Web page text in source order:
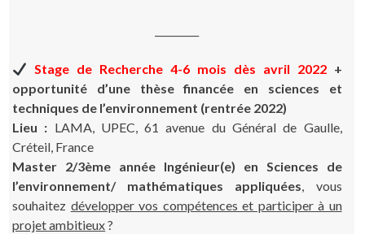
Stage de Recherche4-6 mois dès avril 2022+
opportunité d’une thèse financée en sciences et
techniques de l’environnement (rentrée 2022)
Lieu : LAMA, UPEC, 61 avenue du Général de Gaulle,
Créteil, France
Master 2/3ème année Ingénieur(e) en Sciences de
l’environnement/mathématiques appliquées, vous
souhaitez développer vos compétences et participer à un
projet ambitieux?